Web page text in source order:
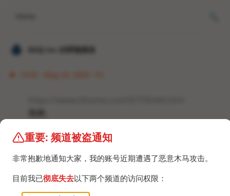
𝐙𝐆𝐐 ɪɴᴄ.的唠嗑频道
重要: 频道被盗通知
非常抱歉地通知大家，我的账号近期遭遇了恶意木马攻击。
目前我已彻底失去以下两个频道的访问权限：